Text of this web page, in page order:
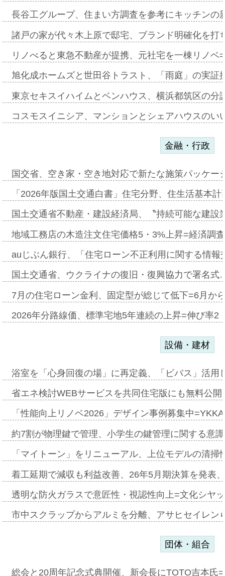
長谷工グループ、住まい方調査を参考にキッチン
諸戸の家が代々木上原で邸宅、ブランド明確化を
リノべると東急不動産が提携、元社宅を一棟リノ
旭化成ホームズと世田谷トラスト、「雨庭」の実
東京セキスイハイムとベンハウス、横浜都筑区の
コスモスイニシア、マンションとシェアハウスの
金融・行政
国交省、空き家・空き地対応で新たな施策パッケ
「2026年版国土交通白書」住宅分野、住生活基本
国土交通省不動産・建設経済局、〝持続可能な建
地域工務店の木造注文住宅価格5・3%上昇=経済調
auじぶん銀行、「住宅ローン不正利用に関する情
国土交通省、ウクライナの復旧・復興協力で署名
7月の住宅ローン金利、固定型が総じて低下=6月か
2026年分路線価、標準宅地5年連続の上昇=伸び率
設備・建材
浴室を「心身回復の場」に再定義、「ビバス」活
省エネ検討WEBサービスを共同住宅版にも無料公
「性能向上リノベ2026」デザイン事例募集中
約7割が物理鍵で管理、小学生の鍵管理に関する意
「マイトーン」をリニューアル、上位モデルの清
着工延期で減収も利益改善、26年5月期決算を発表
透明な防火ガラスで意匠性・視認性向上=文化シヤ
市中スクラップからアルミを分離、アサヒセイレ
団体・組合
総会と20周年記念式典開催、新会長にTOTO吉本氏